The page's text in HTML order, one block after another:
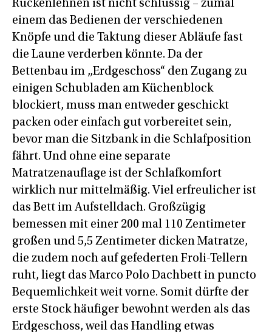
Rückenlehnen ist nicht schlüssig – zumal
einem das Bedienen der verschiedenen
Knöpfe und die Taktung dieser Abläufe fast
die Laune verderben könnte. Da der
Bettenbau im „Erdgeschoss“ den Zugang zu
einigen Schubladen am Küchenblock
blockiert, muss man entweder geschickt
packen oder einfach gut vorbereitet sein,
bevor man die Sitzbank in die Schlafposition
fährt. Und ohne eine separate
Matratzenauflage ist der Schlafkomfort
wirklich nur mittelmäßig. Viel erfreulicher ist
das Bett im Aufstelldach. Großzügig
bemessen mit einer 200 mal 110 Zentimeter
großen und 5,5 Zentimeter dicken Matratze,
die zudem noch auf gefederten Froli-Tellern
ruht, liegt das Marco Polo Dachbett in puncto
Bequemlichkeit weit vorne. Somit dürfte der
erste Stock häufiger bewohnt werden als das
Erdgeschoss, weil das Handling etwas